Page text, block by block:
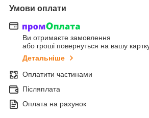
Умови оплати
Ви отримаєте замовлення
або гроші повернуться на вашу
Детальніше
Оплатити частинами
Післяплата
Оплата на рахунок